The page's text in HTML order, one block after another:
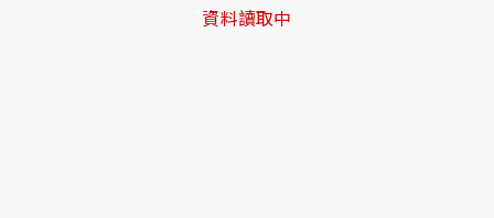
資料讀取中